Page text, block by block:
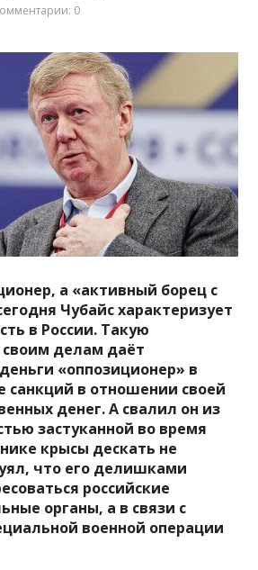
0
а «активный борец с
Чубайс характеризует
в России. Такую
своим делам даёт
«оппозиционер» в
санкций в отношении своей
денег. А свалил он из
застуканной во время
крысы дескать не
что его делишками
российские
органы, а в связи с
военной операции